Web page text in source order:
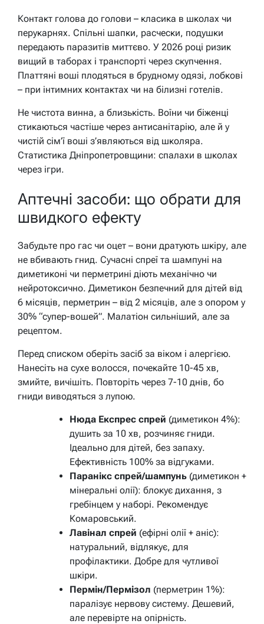
Контакт голова до голови – класика в школах чи
перукарнях. Спільні шапки, расчески, подушки
передають паразитів миттєво. У 2026 році ризик
вищий в таборах і транспорті через скупчення.
Платтяні воші плодяться в брудному одязі, лобкові
– при інтимних контактах чи на білизні готелів.
Не чистота винна, а близькість. Воїни чи біженці
стикаються частіше через антисанітарію, але й у
чистій сім’ї воші з’являються від школяра.
Статистика Дніпропетровщини: спалахи в школах
через ігри.
Аптечні засоби: що обрати для
швидкого ефекту
Забудьте про гас чи оцет – вони дратують шкіру, але
не вбивають гнид. Сучасні спреї та шампуні на
диметиконі чи перметрині діють механічно чи
нейротоксично. Диметикон безпечний для дітей від
6 місяців, перметрин – від 2 місяців, але з опором у
30% “супер-вошей”. Малатіон сильніший, але за
рецептом.
Перед списком оберіть засіб за віком і алергією.
Нанесіть на сухе волосся, почекайте 10-45 хв,
змийте, вичішіть. Повторіть через 7-10 днів, бо
гниди виводяться з лупою.
Нюда Експрес спрей (диметикон 4%):
душить за 10 хв, розчиняє гниди.
Ідеально для дітей, без запаху.
Ефективність 100% за відгуками.
Паранікс спрей/шампунь (диметикон +
мінеральні олії): блокує дихання, з
гребінцем у наборі. Рекомендує
Комаровський.
Лавінал спрей (ефірні олії + аніс):
натуральний, відлякує, для
профілактики. Добре для чутливої
шкіри.
Пермін/Пермізол (перметрин 1%):
паралізує нервову систему. Дешевий,
але перевірте на опірність.